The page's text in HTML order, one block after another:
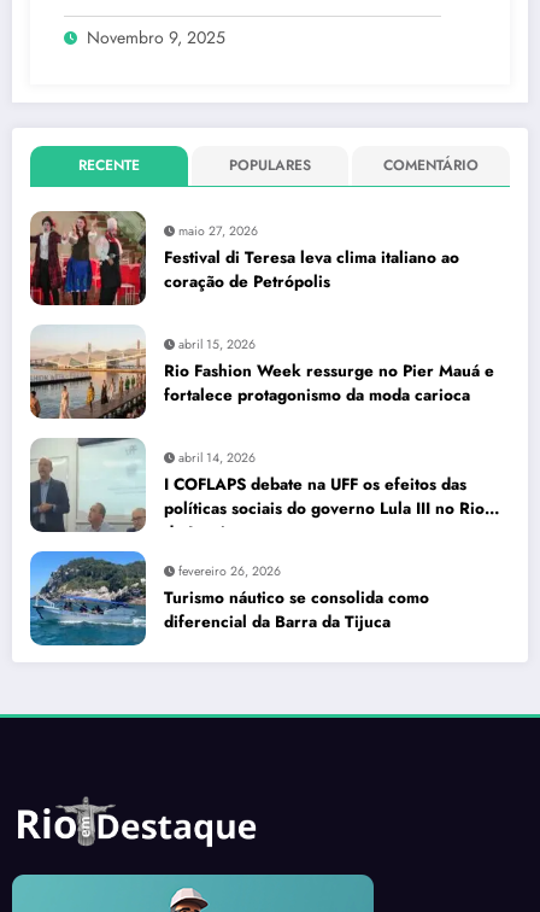
Novembro 9, 2025
RECENTE POPULARES COMENTÁRIO
maio 27, 2026
Festival di Teresa leva clima italiano ao
coração de Petrópolis
abril 15, 2026
Rio Fashion Week ressurge no Pier Mauá e
fortalece protagonismo da moda carioca
abril 14, 2026
I COFLAPS debate na UFF os efeitos das
políticas sociais do governo Lula III no Rio
de Janeiro
fevereiro 26, 2026
Turismo náutico se consolida como
diferencial da Barra da Tijuca